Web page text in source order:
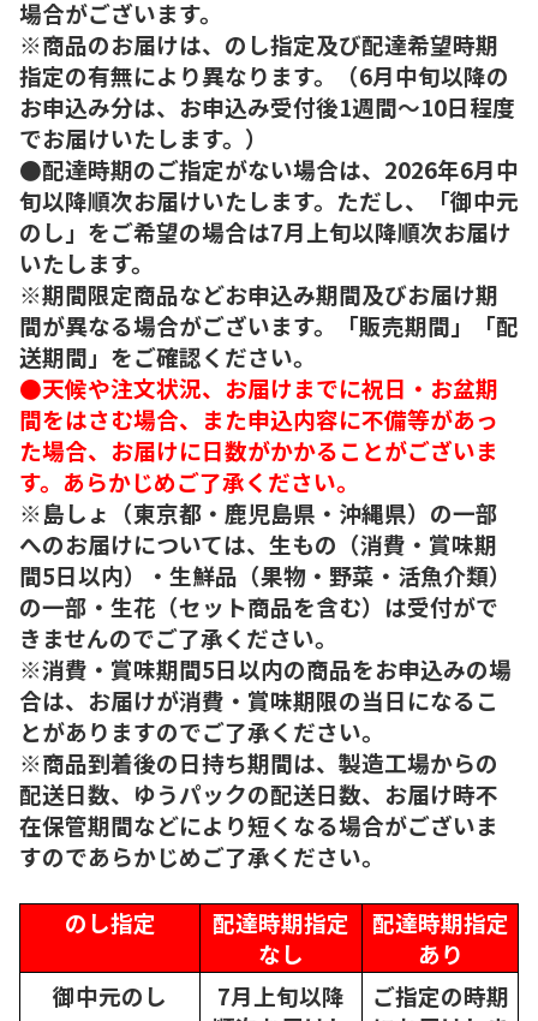
場合がございます。
※商品のお届けは、のし指定及び配達希望時期
指定の有無により異なります。（6月中旬以降の
お申込み分は、お申込み受付後1週間～10日程度
でお届けいたします。）
●配達時期のご指定がない場合は、2026年6月中
旬以降順次お届けいたします。ただし、「御中元
のし」をご希望の場合は7月上旬以降順次お届け
いたします。
※期間限定商品などお申込み期間及びお届け期
間が異なる場合がございます。「販売期間」「配
送期間」をご確認ください。
●天候や注文状況、お届けまでに祝日・お盆期
間をはさむ場合、また申込内容に不備等があっ
た場合、お届けに日数がかかることがございま
す。あらかじめご了承ください。
※島しょ（東京都・鹿児島県・沖縄県）の一部
へのお届けについては、生もの（消費・賞味期
間5日以内）・生鮮品（果物・野菜・活魚介類）
の一部・生花（セット商品を含む）は受付がで
きませんのでご了承ください。
※消費・賞味期間5日以内の商品をお申込みの場
合は、お届けが消費・賞味期限の当日になるこ
とがありますのでご了承ください。
※商品到着後の日持ち期間は、製造工場からの
配送日数、ゆうパックの配送日数、お届け時不
在保管期間などにより短くなる場合がございま
すのであらかじめご了承ください。
のし指定
配達時期指定
なし
配達時期指定
あり
御中元のし
7月上旬以降
ご指定の時期